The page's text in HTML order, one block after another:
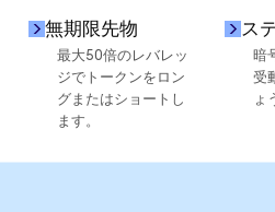
無期限先物
最大50倍のレバレッ
ジでトークンをロン
グまたはショートし
ます。
ス
暗
受
ょ